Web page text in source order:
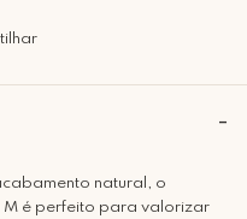
natural, o
M é perfeito para valorizar